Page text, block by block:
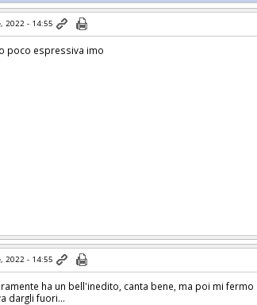
2022 - 14:55
poco espressiva imo
2022 - 14:55
ha un bell'inedito, canta bene, ma poi mi fermo
dargli fuori...